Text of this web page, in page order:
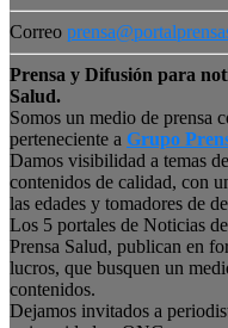
Correo
Prensa y Difusión para
Salud.
Somos un medio de prensa
perteneciente a Grupo
Damos visibilidad a temas
contenidos de calidad, con
las edades y tomadores de
Los 5 portales de Noticias de
Prensa Salud, publican en
lucros, que busquen un
contenidos.
Dejamos invitados a